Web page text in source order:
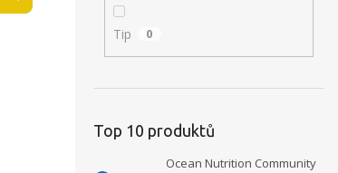
Tip 0
Top 10 produktů
Ocean Nutrition Community